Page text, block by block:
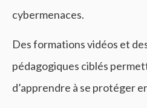
cybermenaces.
Des formations vidéos et
pédagogiques ciblés
d’apprendre à se protéger